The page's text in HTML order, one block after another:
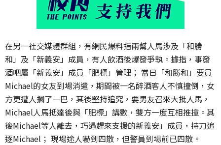
在另一社交媒體群組，有網民爆料指兩幫人馬涉及「和勝
和」及「新義安」成員，有人飲酒後爆發爭執。據指，事發
酒吧屬「新義安」成員「肥標」管理； 當日「和勝和」要員
Michael的女友到場消遣，期間被一名醉酒客人不慎撞倒，女
方更遭人摑了一巴，其後堅持追究，要男友召來大批人馬，
Michael人馬抵達後與「肥標」講數，雙方一度互相推撞。其
後Michael等人離去，巧遇趕來支援的新義安」成員，持刀追
逐Michael； 現場途人嚇到四散，但警員到場前已四散。